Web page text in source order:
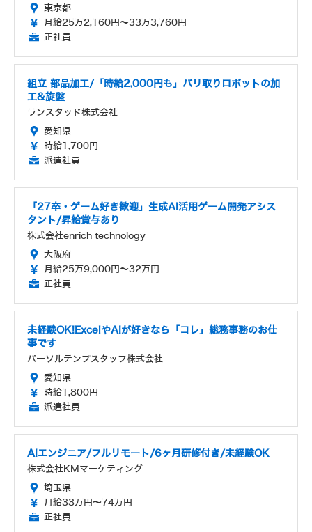
東京都
月給25万2,160円～33万3,760円
正社員
組立 部品加工/「時給2,000円も」バリ取りロボットの加
工&旋盤
ランスタッド株式会社
愛知県
時給1,700円
派遣社員
「27卒・ゲーム好き歓迎」生成AI活用ゲーム開発アシス
タント/昇給賞与あり
株式会社enrich technology
大阪府
月給25万9,000円～32万円
正社員
未経験OK!ExcelやAIが好きなら「コレ」総務事務のお仕
事です
パーソルテンプスタッフ株式会社
愛知県
時給1,800円
派遣社員
AIエンジニア/フルリモート/6ヶ月研修付き/未経験OK
株式会社KMマーケティング
埼玉県
月給33万円～74万円
正社員